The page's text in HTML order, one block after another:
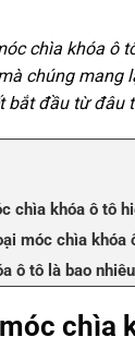
chìa khóa ô
chúng
bắt đầu từ đâu
chìa khóa ô tô
móc chìa khóa
ô tô là bao
chìa